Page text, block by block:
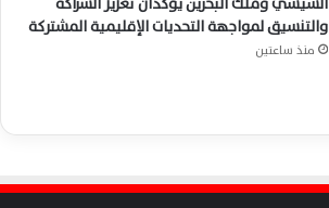
والتنسيق لمواجهة التحديات الإقليمية المشتركة
منذ ساعتين